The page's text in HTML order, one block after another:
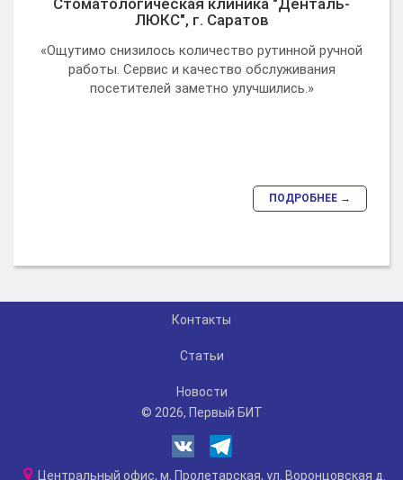
Стоматологическая клиника "Денталь-
ЛЮКС", г. Саратов
«Ощутимо снизилось количество рутинной ручной
работы. Сервис и качество обслуживания
посетителей заметно улучшились.»
ПОДРОБНЕЕ →
Контакты
Статьи
Новости
© 2026, Первый БИТ
Центральный офис, м. Пролетарская, ул. Воронцовская д.